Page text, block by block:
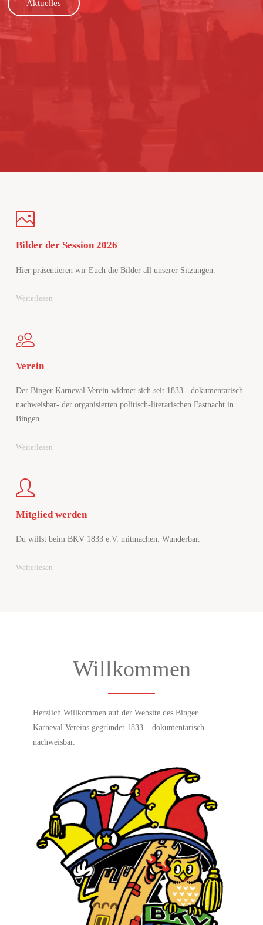
Aktuelles
Bilder der Session 2026
Hier präsentieren wir Euch die Bilder all unserer Sitzungen.
Weiterlesen"Bilder
Verein
Der Binger Karneval Verein widmet sich seit 1833 -dokumentarisch
nachweisbar- der organisierten politisch-literarischen Fastnacht in
Bingen.
Weiterlesen"Verein"
Mitglied werden
Du willst beim BKV 1833 e.V. mitmachen. Wunderbar.
Weiterlesen"Mitglied
Willkommen
Herzlich Willkommen auf der Website des Binger
Karneval Vereins gegründet 1833 – dokumentarisch
nachweisbar.